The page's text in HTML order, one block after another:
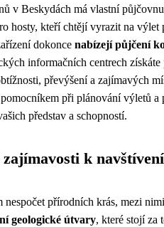
v Beskydách má vlastní
hosty, kteří chtějí vyrazit na výlet
dokonce nabízejí půjčení
informačních centrech získáte
převýšení a zajímavých
při plánování výletů a
představ a schopností.
k navštívení
nespočet přírodních krás, mezi
geologické útvary, které stojí za